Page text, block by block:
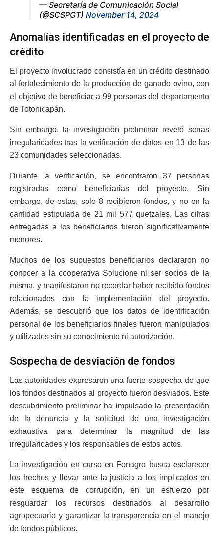
— Secretaría de Comunicación Social
(@SCSPGT) November 14, 2024
Anomalías identificadas en el proyecto de
crédito
El proyecto involucrado consistía en un crédito destinado
al fortalecimiento de la producción de ganado ovino, con
el objetivo de beneficiar a 99 personas del departamento
de Totonicapán.
Sin embargo, la investigación preliminar reveló serias
irregularidades tras la verificación de datos en 13 de las
23 comunidades seleccionadas.
Durante la verificación, se encontraron 37 personas
registradas como beneficiarias del proyecto. Sin
embargo, de estas, solo 8 recibieron fondos, y no en la
cantidad estipulada de 21 mil 577 quetzales. Las cifras
entregadas a los beneficiarios fueron significativamente
menores.
Muchos de los supuestos beneficiarios declararon no
conocer a la cooperativa Solucione ni ser socios de la
misma, y manifestaron no recordar haber recibido fondos
relacionados con la implementación del proyecto.
Además, se descubrió que los datos de identificación
personal de los beneficiarios finales fueron manipulados
y utilizados sin su conocimiento ni autorización.
Sospecha de desviación de fondos
Las autoridades expresaron una fuerte sospecha de que
los fondos destinados al proyecto fueron desviados. Este
descubrimiento preliminar ha impulsado la presentación
de la denuncia y la solicitud de una investigación
exhaustiva para determinar la magnitud de las
irregularidades y los responsables de estos actos.
La investigación en curso en Fonagro busca esclarecer
los hechos y llevar ante la justicia a los implicados en
este esquema de corrupción, en un esfuerzo por
resguardar los recursos destinados al desarrollo
agropecuario y garantizar la transparencia en el manejo
de fondos públicos.